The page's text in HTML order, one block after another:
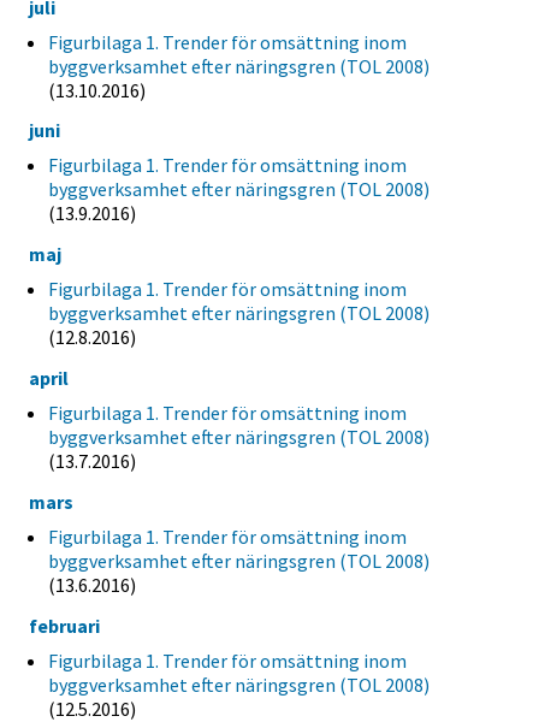
juli
Figurbilaga 1. Trender för omsättning inom
byggverksamhet efter näringsgren (TOL 2008)
(13.10.2016)
juni
Figurbilaga 1. Trender för omsättning inom
byggverksamhet efter näringsgren (TOL 2008)
(13.9.2016)
maj
Figurbilaga 1. Trender för omsättning inom
byggverksamhet efter näringsgren (TOL 2008)
(12.8.2016)
april
Figurbilaga 1. Trender för omsättning inom
byggverksamhet efter näringsgren (TOL 2008)
(13.7.2016)
mars
Figurbilaga 1. Trender för omsättning inom
byggverksamhet efter näringsgren (TOL 2008)
(13.6.2016)
februari
Figurbilaga 1. Trender för omsättning inom
byggverksamhet efter näringsgren (TOL 2008)
(12.5.2016)